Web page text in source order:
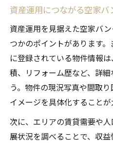
資産運用につながる空家
資産運用を見据えた空家バ
つかのポイントがあります
に登録されている物件情報
積、リフォーム歴など、詳
う。物件の現況写真や間取
イメージを具体化することが
次に、エリアの賃貸需要や
展状況を調べることで、収